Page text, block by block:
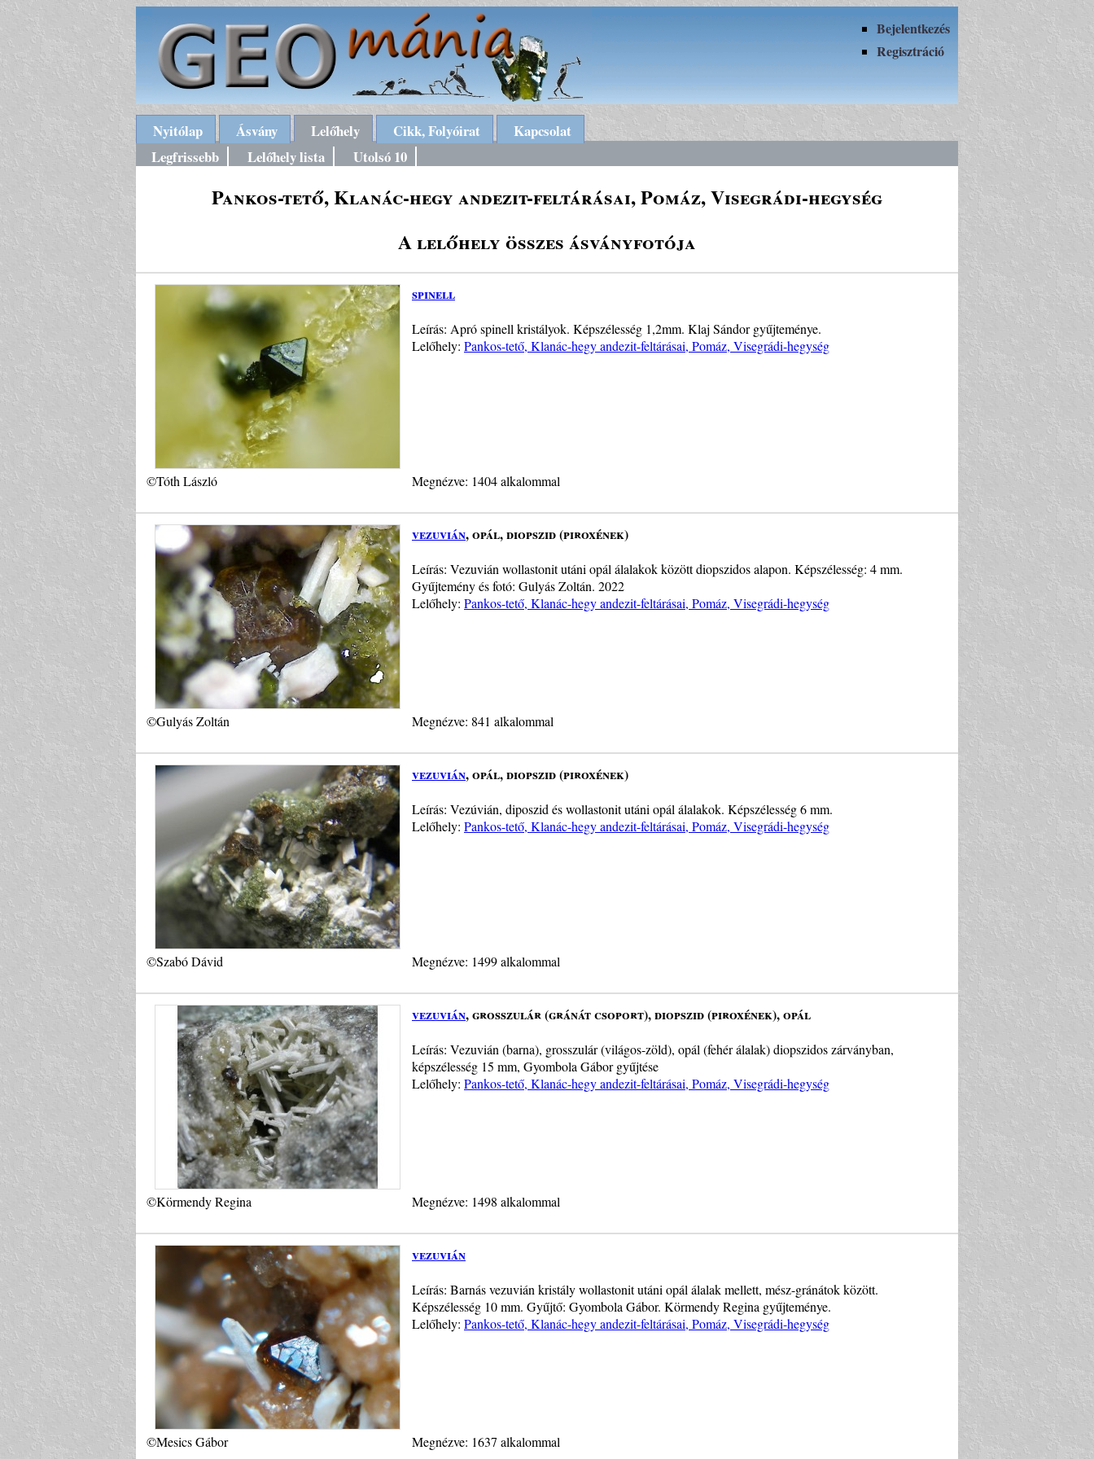
Bejelentkezés
Regisztráció
Nyitólap Ásvány Lelőhely Cikk, Folyóirat
Kapcsolat
Legfrissebb
Lelőhely lista Utolsó 10
Pankos-tető, Klanác-hegy andezit-feltárásai, Pomáz, Visegrádi-hegység
A lelőhely összes ásványfotója
spinell
Leírás: Apró spinell kristályok. Képszélesség 1,2mm. Klaj Sándor gyűjteménye.
Lelőhely: Pankos-tető, Klanác-hegy andezit-feltárásai, Pomáz, Visegrádi-hegység
©Tóth László Megnézve: 1404 alkalommal
vezuvián, opál, diopszid (piroxének)
Leírás: Vezuvián wollastonit utáni opál álalakok között diopszidos alapon. Képszélesség: 4 mm.
Gyűjtemény és fotó: Gulyás Zoltán. 2022
Lelőhely: Pankos-tető, Klanác-hegy andezit-feltárásai, Pomáz, Visegrádi-hegység
©Gulyás Zoltán Megnézve: 841 alkalommal
vezuvián, opál, diopszid (piroxének)
Leírás: Vezúvián, diposzid és wollastonit utáni opál álalakok. Képszélesség 6 mm.
Lelőhely: Pankos-tető, Klanác-hegy andezit-feltárásai, Pomáz, Visegrádi-hegység
©Szabó Dávid Megnézve: 1499 alkalommal
vezuvián, grosszulár (gránát csoport), diopszid (piroxének), opál
Leírás: Vezuvián (barna), grosszulár (világos-zöld), opál (fehér álalak) diopszidos zárványban,
képszélesség 15 mm, Gyombola Gábor gyűjtése
Lelőhely: Pankos-tető, Klanác-hegy andezit-feltárásai, Pomáz, Visegrádi-hegység
©Körmendy Regina Megnézve: 1498 alkalommal
vezuvián
Leírás: Barnás vezuvián kristály wollastonit utáni opál álalak mellett, mész-gránátok között.
Képszélesség 10 mm. Gyűjtő: Gyombola Gábor. Körmendy Regina gyűjteménye.
Lelőhely: Pankos-tető, Klanác-hegy andezit-feltárásai, Pomáz, Visegrádi-hegység
©Mesics Gábor Megnézve: 1637 alkalommal